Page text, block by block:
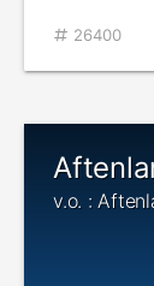
26400
v.o. :